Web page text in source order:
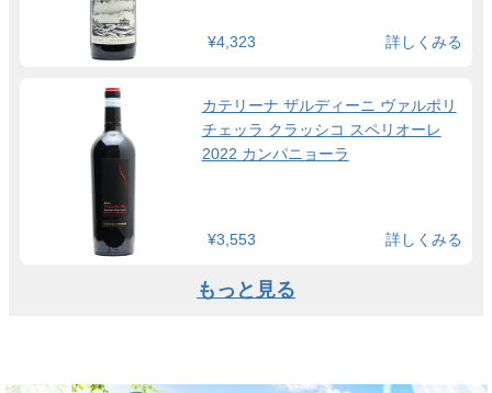
¥4,323 詳しくみる
カテリーナ ザルディーニ ヴァルポリ
チェッラ クラッシコ スペリオーレ
2022 カンパニョーラ
¥3,553 詳しくみる
もっと見る